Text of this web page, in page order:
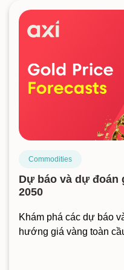
Commodities
Dự báo và dự đoán
2050
Khám phá các dự báo
hướng giá vàng toàn